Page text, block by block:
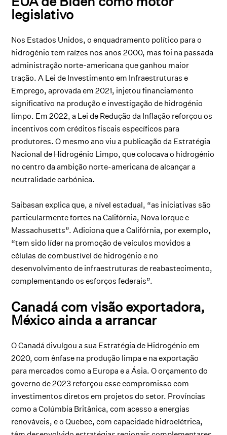
legislativo
Nos Estados Unidos, o enquadramento político para o
hidrogénio tem raízes nos anos 2000, mas foi na passada
administração norte-americana que ganhou maior
tração. A Lei de Investimento em Infraestruturas e
Emprego, aprovada em 2021, injetou financiamento
significativo na produção e investigação de hidrogénio
limpo. Em 2022, a Lei de Redução da Inflação reforçou os
incentivos com créditos fiscais específicos para
produtores. O mesmo ano viu a publicação da Estratégia
Nacional de Hidrogénio Limpo, que colocava o hidrogénio
no centro da ambição norte-americana de alcançar a
neutralidade carbónica.
Saibasan explica que, a nível estadual, “as iniciativas são
particularmente fortes na Califórnia, Nova Iorque e
Massachusetts”. Adiciona que a Califórnia, por exemplo,
“tem sido líder na promoção de veículos movidos a
células de combustível de hidrogénio e no
desenvolvimento de infraestruturas de reabastecimento,
complementando os esforços federais”.
Canadá com visão exportadora,
México ainda a arrancar
O Canadá divulgou a sua Estratégia de Hidrogénio em
2020, com ênfase na produção limpa e na exportação
para mercados como a Europa e a Ásia. O orçamento do
governo de 2023 reforçou esse compromisso com
investimentos diretos em projetos do setor. Províncias
como a Colúmbia Britânica, com acesso a energias
renováveis, e o Quebec, com capacidade hidroelétrica,